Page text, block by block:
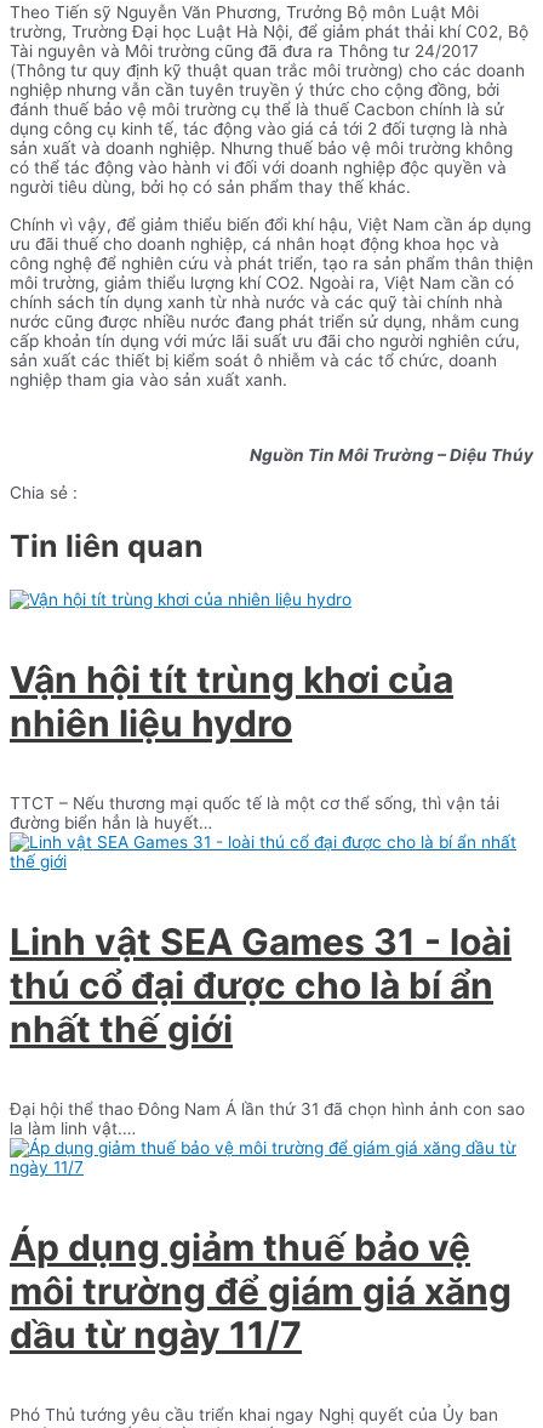
Theo Tiến sỹ Nguyễn Văn Phương, Trưởng Bộ môn Luật Môi
trường, Trường Đại học Luật Hà Nội, để giảm phát thải khí C02, Bộ
Tài nguyên và Môi trường cũng đã đưa ra Thông tư 24/2017
(Thông tư quy định kỹ thuật quan trắc môi trường) cho các doanh
nghiệp nhưng vẫn cần tuyên truyền ý thức cho cộng đồng, bởi
đánh thuế bảo vệ môi trường cụ thể là thuế Cacbon chính là sử
dụng công cụ kinh tế, tác động vào giá cả tới 2 đối tượng là nhà
sản xuất và doanh nghiệp. Nhưng thuế bảo vệ môi trường không
có thể tác động vào hành vi đối với doanh nghiệp độc quyền và
người tiêu dùng, bởi họ có sản phẩm thay thế khác.
Chính vì vậy, để giảm thiểu biến đổi khí hậu, Việt Nam cần áp dụng
ưu đãi thuế cho doanh nghiệp, cá nhân hoạt động khoa học và
công nghệ để nghiên cứu và phát triển, tạo ra sản phẩm thân thiện
môi trường, giảm thiểu lượng khí CO2. Ngoài ra, Việt Nam cần có
chính sách tín dụng xanh từ nhà nước và các quỹ tài chính nhà
nước cũng được nhiều nước đang phát triển sử dụng, nhằm cung
cấp khoản tín dụng với mức lãi suất ưu đãi cho người nghiên cứu,
sản xuất các thiết bị kiểm soát ô nhiễm và các tổ chức, doanh
nghiệp tham gia vào sản xuất xanh.
Nguồn Tin Môi Trường – Diệu Thúy
Chia sẻ :
Tin liên quan
Vận hội tít trùng khơi của
nhiên liệu hydro
TTCT – Nếu thương mại quốc tế là một cơ thể sống, thì vận tải
đường biển hẳn là huyết…
Linh vật SEA Games 31 - loài
thú cổ đại được cho là bí ẩn
nhất thế giới
Đại hội thể thao Đông Nam Á lần thứ 31 đã chọn hình ảnh con sao
la làm linh vật.…
Áp dụng giảm thuế bảo vệ
môi trường để giám giá xăng
dầu từ ngày 11/7
Phó Thủ tướng yêu cầu triển khai ngay Nghị quyết của Ủy ban